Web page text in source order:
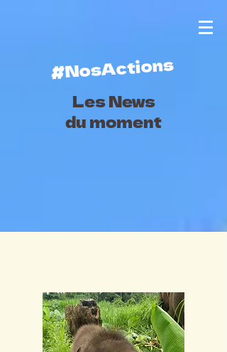
#NosActions
Les News
du moment